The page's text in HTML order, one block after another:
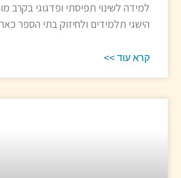
למידה לשינוי תפיסתי ופדגוגי בקרב
הישגי תלמידים ולחיזוק בתי הספר
קרא עוד >>